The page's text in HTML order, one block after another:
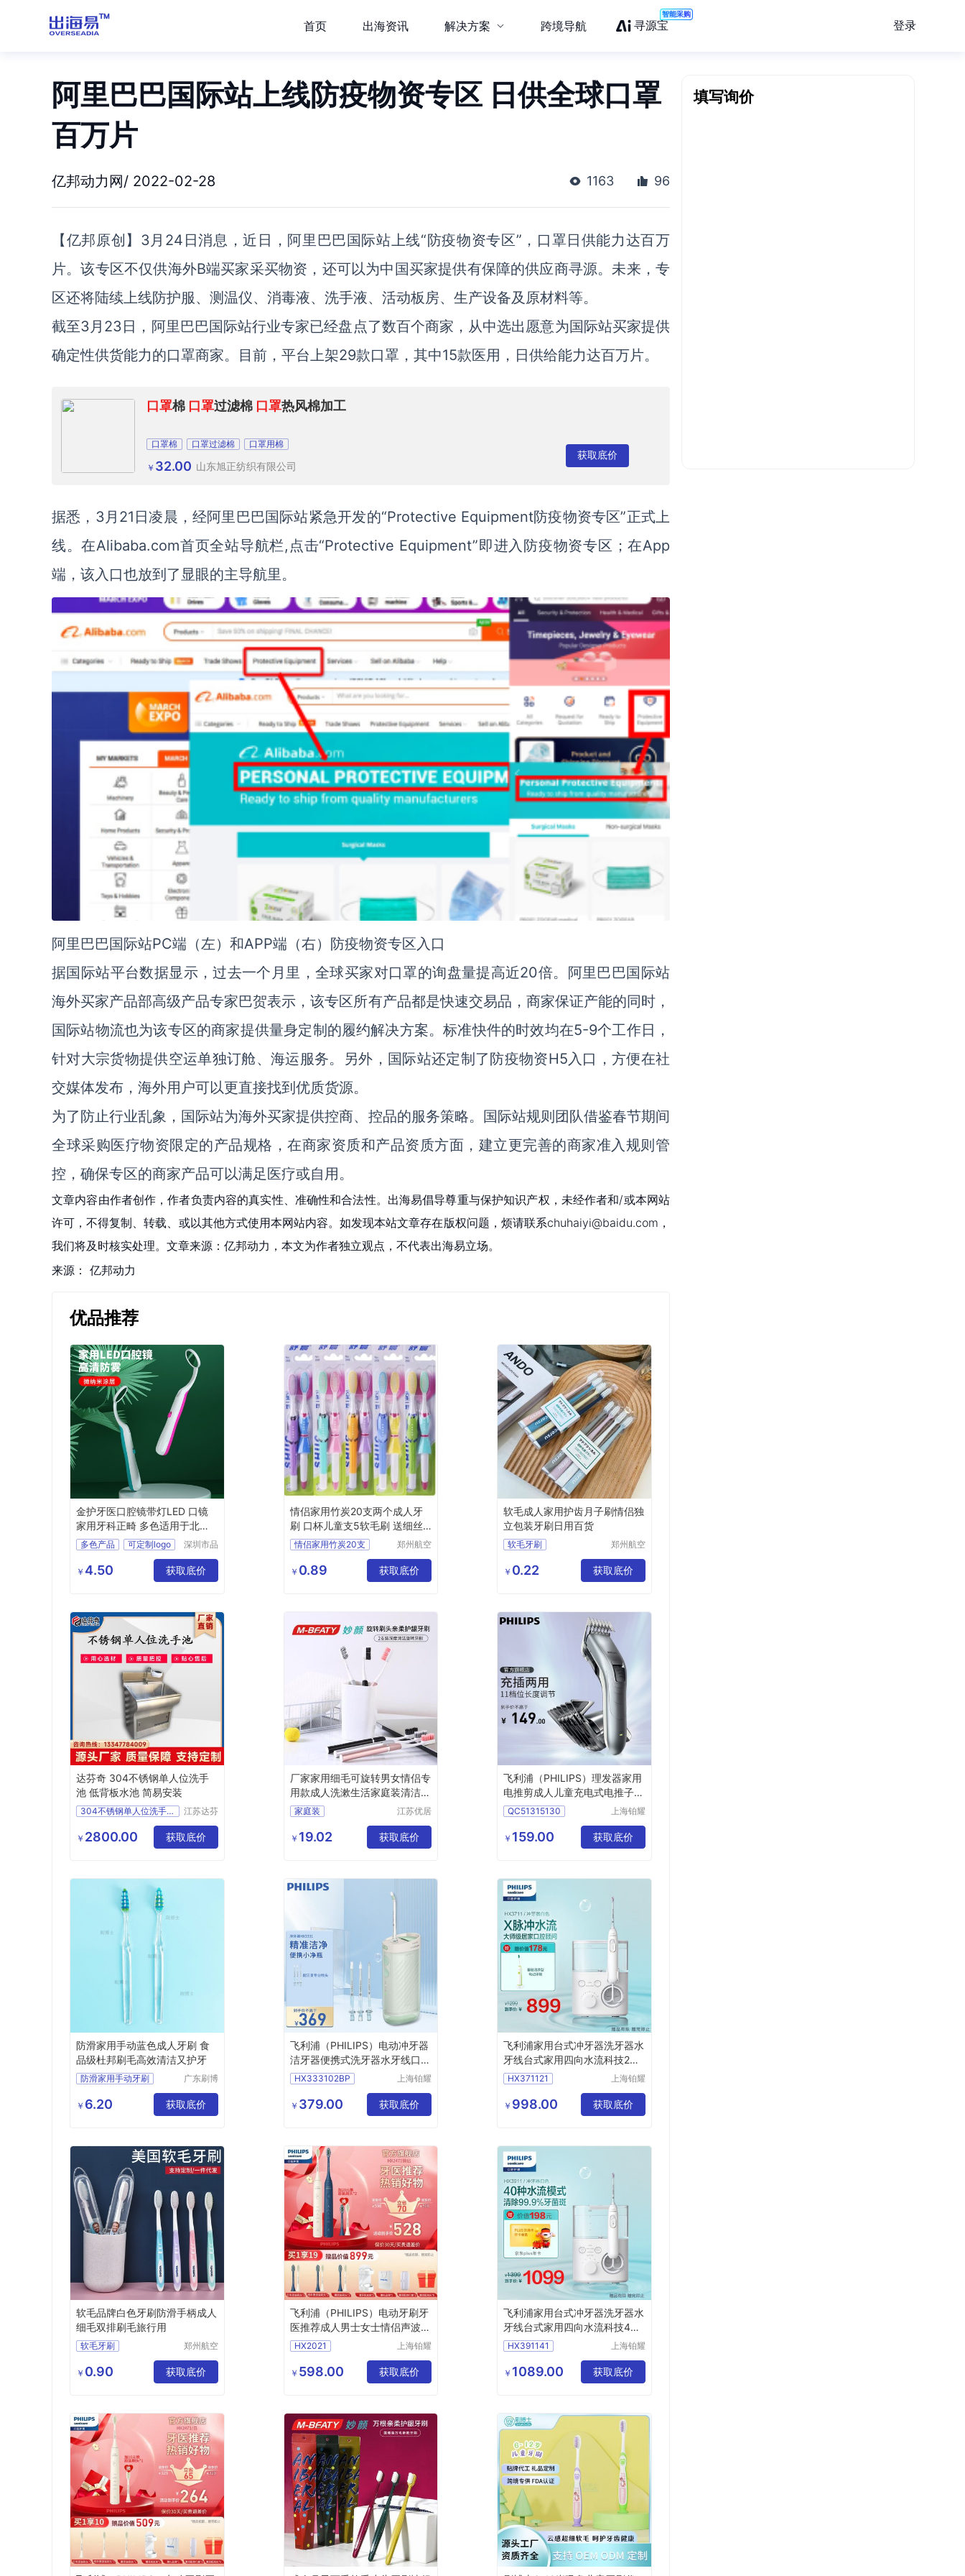
首页 出海资讯 解决方案 跨境导航 寻源宝
智能采购
登录
阿里巴巴国际站上线防疫物资专区 日供全球口罩
百万片
亿邦动力网/ 2022-02-28 1163 96
【亿邦原创】3月24日消息，近日，阿里巴巴国际站上线“防疫物资专区”，口罩日供能力达百万
片。该专区不仅供海外B端买家采买物资，还可以为中国买家提供有保障的供应商寻源。未来，专
区还将陆续上线防护服、测温仪、消毒液、洗手液、活动板房、生产设备及原材料等。
截至3月23日，阿里巴巴国际站行业专家已经盘点了数百个商家，从中选出愿意为国际站买家提供
确定性供货能力的口罩商家。目前，平台上架29款口罩，其中15款医用，日供给能力达百万片。
口罩棉 口罩过滤棉 口罩热风棉加工
口罩棉 口罩过滤棉 口罩用棉
￥ 32.00 山东旭正纺织有限公司
获取底价
据悉，3月21日凌晨，经阿里巴巴国际站紧急开发的“Protective Equipment防疫物资专区”正式上
线。在Alibaba.com首页全站导航栏,点击“Protective Equipment”即进入防疫物资专区；在App
端，该入口也放到了显眼的主导航里。
阿里巴巴国际站PC端（左）和APP端（右）防疫物资专区入口
据国际站平台数据显示，过去一个月里，全球买家对口罩的询盘量提高近20倍。阿里巴巴国际站
海外买家产品部高级产品专家巴贺表示，该专区所有产品都是快速交易品，商家保证产能的同时，
国际站物流也为该专区的商家提供量身定制的履约解决方案。标准快件的时效均在5-9个工作日，
针对大宗货物提供空运单独订舱、海运服务。另外，国际站还定制了防疫物资H5入口，方便在社
交媒体发布，海外用户可以更直接找到优质货源。
为了防止行业乱象，国际站为海外买家提供控商、控品的服务策略。国际站规则团队借鉴春节期间
全球采购医疗物资限定的产品规格，在商家资质和产品资质方面，建立更完善的商家准入规则管
控，确保专区的商家产品可以满足医疗或自用。
文章内容由作者创作，作者负责内容的真实性、准确性和合法性。出海易倡导尊重与保护知识产权，未经作者和/或本网站
许可，不得复制、转载、或以其他方式使用本网站内容。如发现本站文章存在版权问题，烦请联系chuhaiyi@baidu.com，
我们将及时核实处理。文章来源：亿邦动力，本文为作者独立观点，不代表出海易立场。
来源： 亿邦动力
优品推荐
金护牙医口腔镜带灯LED 口镜
家用牙科正畸 多色适用于北美
地区
多色产品
可定制logo
销售北美
方便携带
深圳市品
物科技有
限公司
￥ 4.50 获取底价
情侣家用竹炭20支两个成人牙
刷 口杯儿童支5软毛刷 送细丝
家庭装
情侣家用竹炭20支
儿童支5软毛牙刷
郑州航空
琦日用品
店
￥ 0.89 获取底价
软毛成人家用护齿月子刷情侣独
立包装牙刷日用百货
软毛牙刷
月子刷
情侣牙刷
郑州航空
鑫日用百
货店
￥ 0.22 获取底价
达芬奇 304不锈钢单人位洗手
池 低背板水池 简易安装
304不锈钢单人位洗手池
不锈钢304手术室洗手池
不锈钢水槽
洗手池
江苏达芬
份有限公
司
￥ 2800.00 获取底价
厂家家用细毛可旋转男女情侣专
用款成人洗漱生活家庭装清洁牙
刷家庭装
江苏优居
有限公司
￥ 19.02 获取底价
飞利浦（PHILIPS）理发器家用
电推剪成人儿童充电式电推子电
动理发剪QC5130&QC5131随
机发货全家适用
QC51315130
上海铂耀
有限公司
￥ 159.00 获取底价
防滑家用手动蓝色成人牙刷 食
品级杜邦刷毛高效清洁又护牙
防滑家用手动牙刷
手动牙刷
广东刷博
限公司
￥ 6.20 获取底价
飞利浦（PHILIPS）电动冲牙器
洁牙器便携式洗牙器水牙线口腔
护理除牙菌斑正畸适用家用台式
大容量HX3331/02
HX333102BP
上海铂耀
有限公司
￥ 379.00 获取底价
飞利浦家用台式冲牙器洗牙器水
牙线台式家用四向水流科技2种
洁齿模式10级洁齿力度水魔方
白色HX3711/21品质好
HX371121
上海铂耀
有限公司
￥ 998.00 获取底价
软毛品牌白色牙刷防滑手柄成人
细毛双排刷毛旅行用
软毛牙刷
独立包装成人细毛牙刷
家用情侣牙刷
郑州航空
鑫日用百
货店
￥ 0.90 获取底价
飞利浦（PHILIPS）电动牙刷牙
医推荐成人男士女士情侣声波震
动牙刷HX24715效宝藏刷五种
模式【三八妇女节礼物】HX挺
值
HX2021
上海铂耀
有限公司
￥ 598.00 获取底价
飞利浦家用台式冲牙器洗牙器水
牙线台式家用四向水流科技4种
洁齿模式10级洁齿力度水魔方
白色HX3911/41
HX391141
上海铂耀
有限公司
￥ 1089.00 获取底价
填写询价